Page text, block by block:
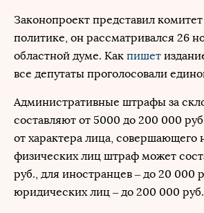
Законопроект представил
политике, он рассматривался 26
областной думе. Как пишет
все депутаты проголосовали
Административные штрафы за
составляют от 5000 до 200 000
от характера лица, совершающего
физических лиц штраф может
руб., для иностранцев – до 20 000
юридических лиц – до 200 000 руб.